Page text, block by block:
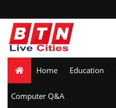
Home Education
Computer Q&A